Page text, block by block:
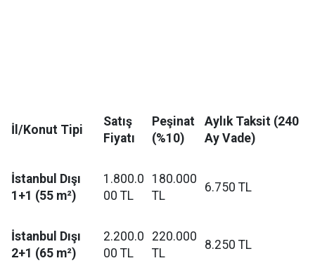
İl/Konut Tipi
Satış
Fiyatı
Peşinat
(%10)
Aylık Taksit (240
Ay Vade)
İstanbul Dışı
1+1 (55 m²)
1.800.0
00 TL
180.000
TL
6.750 TL
İstanbul Dışı
2+1 (65 m²)
2.200.0
00 TL
220.000
TL
8.250 TL